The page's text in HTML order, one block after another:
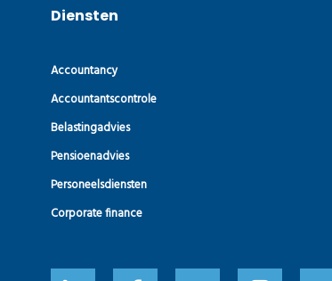
Diensten
Accountancy
Accountants­controle
Belastingadvies
Pensioenadvies
Personeelsdiensten
Corporate finance